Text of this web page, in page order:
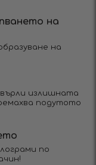
на
на
излишната
подутото
по